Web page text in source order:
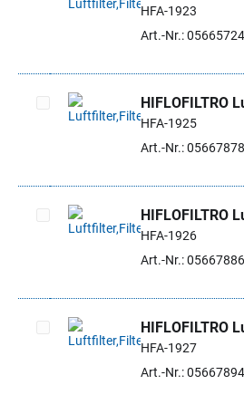
Artikel auswählen
HFA-1923
Art.-Nr.: 05665724
Artikel auswählen
HIFLOFILTRO
HFA-1925
Art.-Nr.: 05667878
Artikel auswählen
HIFLOFILTRO
HFA-1926
Art.-Nr.: 05667886
Artikel auswählen
HIFLOFILTRO
HFA-1927
Art.-Nr.: 05667894